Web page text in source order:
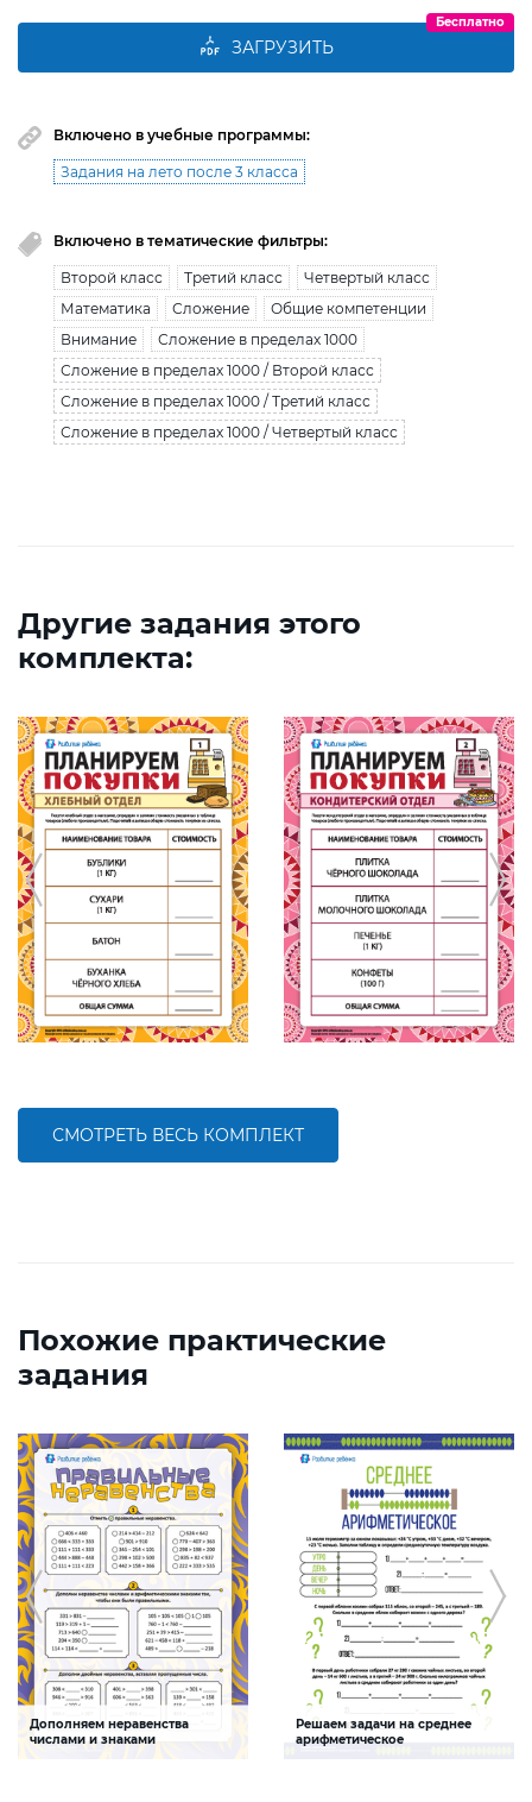
ЗАГРУЗИТЬ
Бесплатно
Включено в учебные программы:
Задания на лето после 3 класса
Включено в тематические фильтры:
Второй класс Третий класс
Четвертый класс
Математика
Сложение
Общие компетенции
Внимание
Сложение в пределах 1000
Сложение в пределах 1000 / Второй класс
Сложение в пределах 1000 / Третий класс
Сложение в пределах 1000 / Четвертый класс
Другие задания этого
комплекта:
СМОТРЕТЬ ВЕСЬ КОМПЛЕКТ
Похожие практические
задания
Дополняем неравенства
числами и знаками
Решаем задачи на среднее
арифметическое